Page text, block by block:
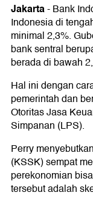
Jakarta-Bank
Indonesia di
minimal 2,3%.
bank sentral
berada di bawah
Hal ini dengan
pemerintah dan
Otoritas Jasa
Simpanan (LPS).
Perry
(KSSK) sempat
perekonomian
tersebut adalah